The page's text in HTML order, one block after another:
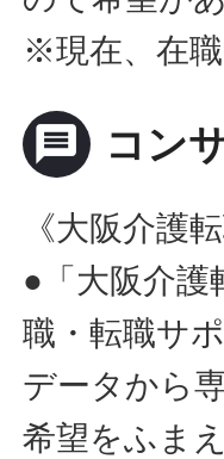
※現在、在
message コン
《大阪介護
●「大阪介護
職・転職サ
データから
希望をふま